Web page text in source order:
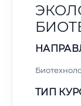
ТИП